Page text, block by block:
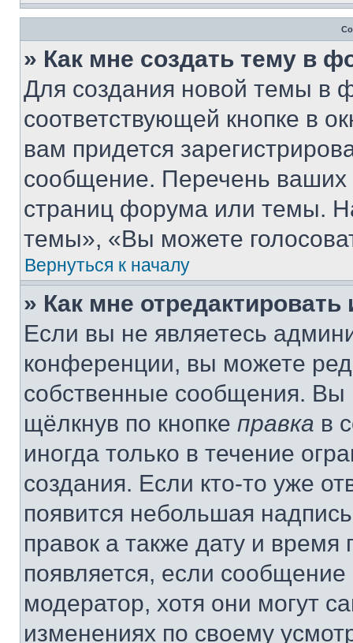
» Как мне создать тему в
Для создания новой темы в
соответствующей кнопке в
вам придется
сообщение. Перечень ваших
страниц форума или темы.
темы», «Вы можете
Вернуться к началу
» Как мне
Если вы не являетесь
конференции, вы можете
собственные сообщения. Вы
щёлкнув по кнопке правка в
иногда только в течение
создания. Если кто-то уже
появится небольшая
правок а также дату и
появляется, если
модератор, хотя они могут
изменениях по своему